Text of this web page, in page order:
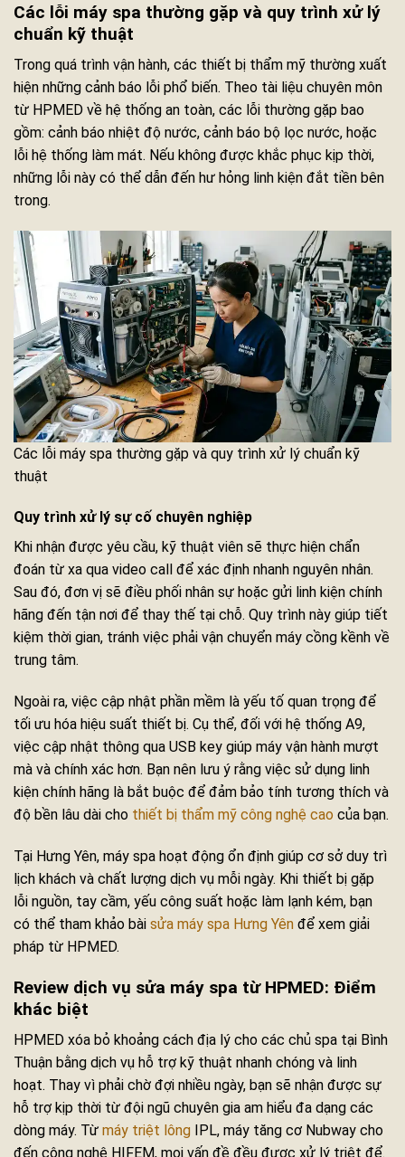
Các lỗi máy spa thường gặp và quy trình xử lý
chuẩn kỹ thuật
Trong quá trình vận hành, các thiết bị thẩm mỹ thường xuất
hiện những cảnh báo lỗi phổ biến. Theo tài liệu chuyên môn
từ HPMED về hệ thống an toàn, các lỗi thường gặp bao
gồm: cảnh báo nhiệt độ nước, cảnh báo bộ lọc nước, hoặc
lỗi hệ thống làm mát. Nếu không được khắc phục kịp thời,
những lỗi này có thể dẫn đến hư hỏng linh kiện đắt tiền bên
trong.
Các lỗi máy spa thường gặp và quy trình xử lý chuẩn kỹ
thuật
Quy trình xử lý sự cố chuyên nghiệp
Khi nhận được yêu cầu, kỹ thuật viên sẽ thực hiện chẩn
đoán từ xa qua video call để xác định nhanh nguyên nhân.
Sau đó, đơn vị sẽ điều phối nhân sự hoặc gửi linh kiện chính
hãng đến tận nơi để thay thế tại chỗ. Quy trình này giúp tiết
kiệm thời gian, tránh việc phải vận chuyển máy cồng kềnh về
trung tâm.
Ngoài ra, việc cập nhật phần mềm là yếu tố quan trọng để
tối ưu hóa hiệu suất thiết bị. Cụ thể, đối với hệ thống A9,
việc cập nhật thông qua USB key giúp máy vận hành mượt
mà và chính xác hơn. Bạn nên lưu ý rằng việc sử dụng linh
kiện chính hãng là bắt buộc để đảm bảo tính tương thích và
độ bền lâu dài cho thiết bị thẩm mỹ công nghệ cao của bạn.
Tại Hưng Yên, máy spa hoạt động ổn định giúp cơ sở duy trì
lịch khách và chất lượng dịch vụ mỗi ngày. Khi thiết bị gặp
lỗi nguồn, tay cầm, yếu công suất hoặc làm lạnh kém, bạn
có thể tham khảo bài sửa máy spa Hưng Yên để xem giải
pháp từ HPMED.
Review dịch vụ sửa máy spa từ HPMED: Điểm
khác biệt
HPMED xóa bỏ khoảng cách địa lý cho các chủ spa tại Bình
Thuận bằng dịch vụ hỗ trợ kỹ thuật nhanh chóng và linh
hoạt. Thay vì phải chờ đợi nhiều ngày, bạn sẽ nhận được sự
hỗ trợ kịp thời từ đội ngũ chuyên gia am hiểu đa dạng các
dòng máy. Từ máy triệt lông IPL, máy tăng cơ Nubway cho
đến công nghệ HIFEM, mọi vấn đề đều được xử lý triệt để.